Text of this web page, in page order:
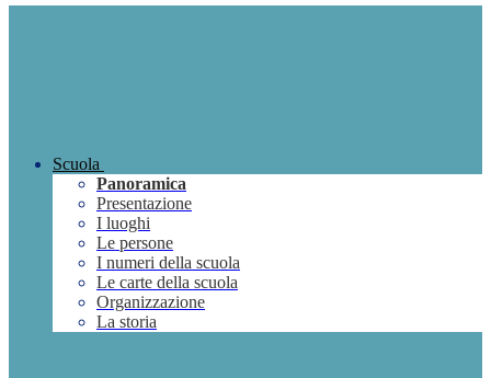
Scuola
Panoramica
Presentazione
I luoghi
Le persone
I numeri della scuola
Le carte della scuola
Organizzazione
La storia